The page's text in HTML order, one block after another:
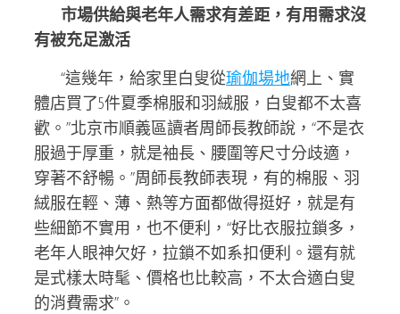
市場供給與老年人需求有差距，有用需求沒
有被充足激活
“這幾年，給家里白叟從瑜伽場地網上、實
體店買了5件夏季棉服和羽絨服，白叟都不太喜
歡。”北京市順義區讀者周師長教師說，“不是衣
服過于厚重，就是袖長、腰圍等尺寸分歧適，
穿著不舒暢。”周師長教師表現，有的棉服、羽
絨服在輕、薄、熱等方面都做得挺好，就是有
些細節不實用，也不便利，“好比衣服拉鎖多，
老年人眼神欠好，拉鎖不如系扣便利。還有就
是式樣太時髦、價格也比較高，不太合適白叟
的消費需求”。